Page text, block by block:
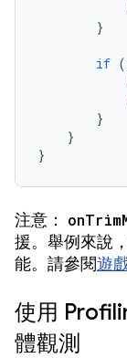
}
if (
}
}
}
注意：
援。舉例來說
能。請參閱遊
使用
體觀測